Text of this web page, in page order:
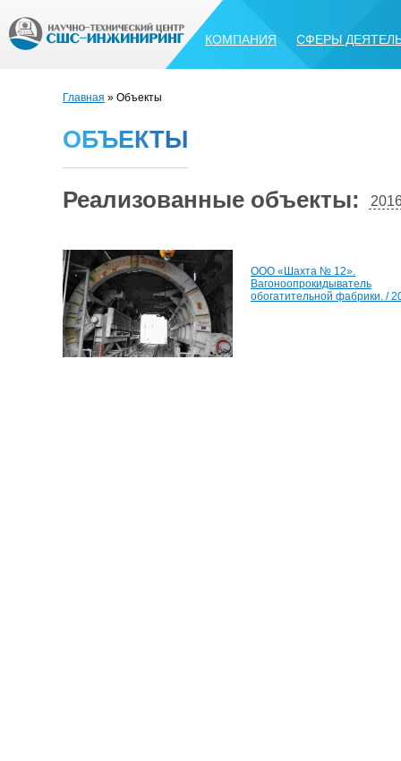
КОМПАНИЯ СФЕРЫ
Главная » Объекты
ОБЪЕКТЫ
Реализованные объекты:
ООО «Шахта № 12».
Вагоноопрокидыватель
обогатительной фабрики. /